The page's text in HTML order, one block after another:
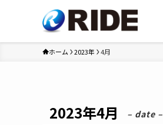
ホーム 2023年 4月
2023年4月 – date –